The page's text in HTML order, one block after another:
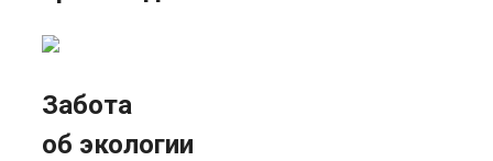
Забота
об экологии